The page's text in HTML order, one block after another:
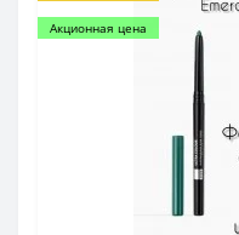
Акционная цена